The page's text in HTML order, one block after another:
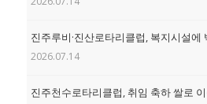
진주루비·진산로타리클럽, 복지시설에
2026.07.14
진주천수로타리클럽, 취임 축하 쌀로